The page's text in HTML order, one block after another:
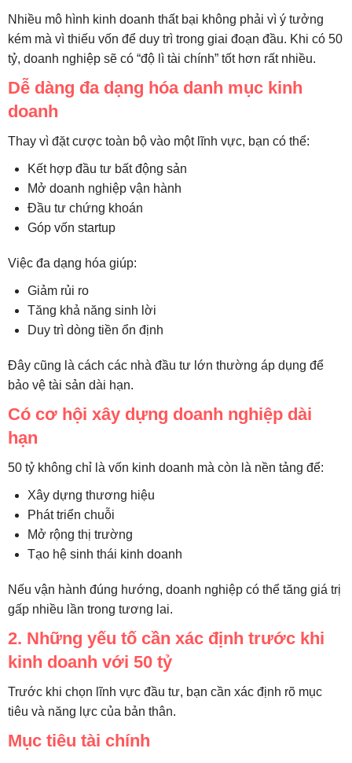
Nhiều mô hình kinh doanh thất bại không phải vì ý tưởng
kém mà vì thiếu vốn để duy trì trong giai đoạn đầu. Khi có 50
tỷ, doanh nghiệp sẽ có “độ lì tài chính” tốt hơn rất nhiều.
Dễ dàng đa dạng hóa danh mục kinh
doanh
Thay vì đặt cược toàn bộ vào một lĩnh vực, bạn có thể:
Kết hợp đầu tư bất động sản
Mở doanh nghiệp vận hành
Đầu tư chứng khoán
Góp vốn startup
Việc đa dạng hóa giúp:
Giảm rủi ro
Tăng khả năng sinh lời
Duy trì dòng tiền ổn định
Đây cũng là cách các nhà đầu tư lớn thường áp dụng để
bảo vệ tài sản dài hạn.
Có cơ hội xây dựng doanh nghiệp dài
hạn
50 tỷ không chỉ là vốn kinh doanh mà còn là nền tảng để:
Xây dựng thương hiệu
Phát triển chuỗi
Mở rộng thị trường
Tạo hệ sinh thái kinh doanh
Nếu vận hành đúng hướng, doanh nghiệp có thể tăng giá trị
gấp nhiều lần trong tương lai.
2. Những yếu tố cần xác định trước khi
kinh doanh với 50 tỷ
Trước khi chọn lĩnh vực đầu tư, bạn cần xác định rõ mục
tiêu và năng lực của bản thân.
Mục tiêu tài chính